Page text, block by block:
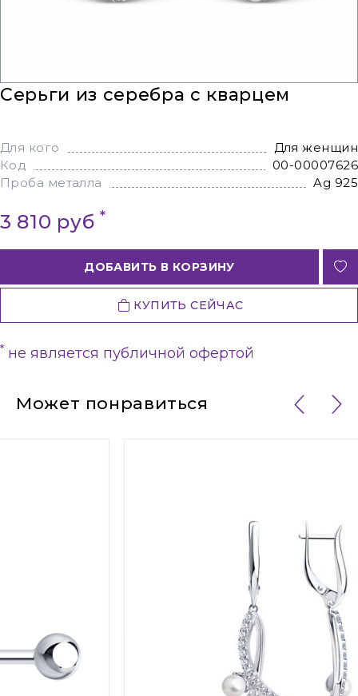
Серьги из серебра с кварцем
Для кого
Для женщин
Код
00-00007626
Проба металла
Ag 925
3 810 руб*
ДОБАВИТЬ В КОРЗИНУ
КУПИТЬ СЕЙЧАС
* не является публичной офертой
Может понравиться